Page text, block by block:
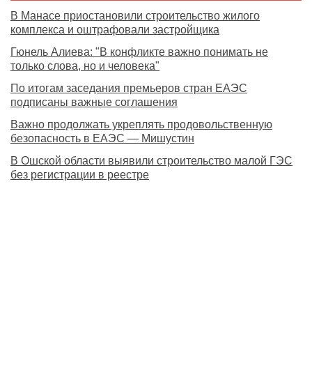
В Манасе приостановили строительство жилого
комплекса и оштрафовали застройщика
Гюнель Алиева: "В конфликте важно понимать не
только слова, но и человека"
По итогам заседания премьеров стран ЕАЭС
подписаны важные соглашения
Важно продолжать укреплять продовольственную
безопасность в ЕАЭС — Мишустин
В Ошской области выявили строительство малой ГЭС
без регистрации в реестре